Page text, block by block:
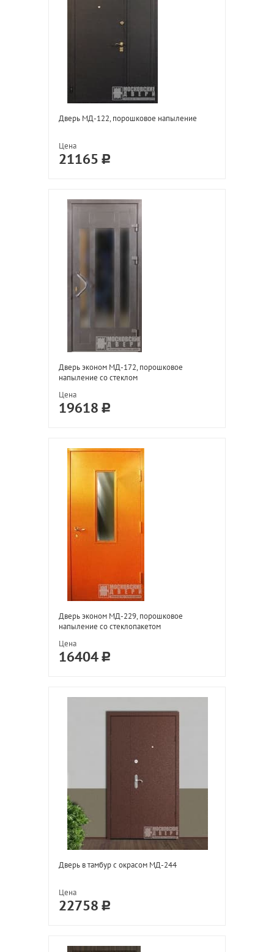
Дверь МД-122, порошковое напыление
Цена
21165
Дверь эконом МД-172, порошковое
напыление со стеклом
Цена
19618
Дверь эконом МД-229, порошковое
напыление со стеклопакетом
Цена
16404
Дверь в тамбур с окрасом МД-244
Цена
22758